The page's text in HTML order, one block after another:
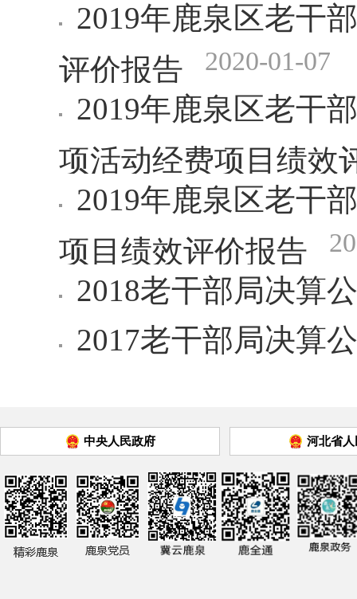
2019年鹿泉区老干
评价报告 2020-01-07
2019年鹿泉区老干
项活动经费项目绩效
2019年鹿泉区老干
项目绩效评价报告
2018老干部局决算
2017老干部局决算